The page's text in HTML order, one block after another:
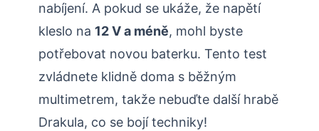
nabíjení. A pokud se ukáže, že napětí
kleslo na 12 V a méně, mohl byste
potřebovat novou baterku. Tento test
zvládnete klidně doma s běžným
multimetrem, takže nebuďte další hrabě
Drakula, co se bojí techniky!